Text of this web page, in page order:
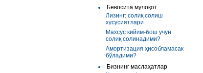
Бевосита мулоқот
Лизинг: солиқ солиш
хусусиятлари
Махсус кийим-бош учун
солиқ солинадими?
Амортизация ҳисобламасак
бўладими?
Бизнинг маслаҳатлар